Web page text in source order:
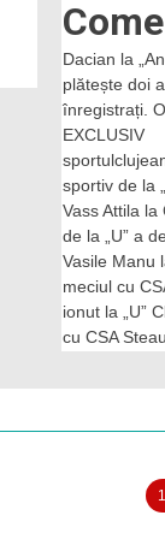
Dacian la
plătește doi
înregistrați.
EXCLUSIV
sportiv de la
Vass Attila la
de la „U” a
Vasile Manu
meciul cu
ionut la
„U”
cu CSA